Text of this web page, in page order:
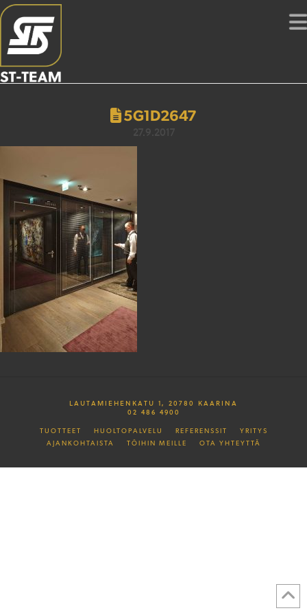
5G1D2647
LAUTAMIEHENKATU 1, 20780 KAARINA
02 486 4900
TUOTTEET HUOLTOPALVELU REFERENSSIT
YRITYS
AJANKOHTAISTA
TÖIHIN MEILLE OTA YHTEYTTÄ